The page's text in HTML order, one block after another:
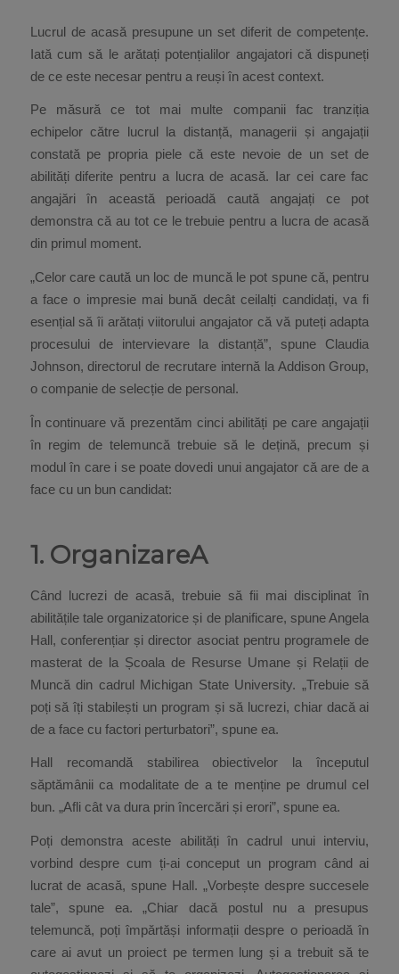
Lucrul de acasă presupune un set diferit de competențe.
Iată cum să le arătați potențialilor angajatori că dispuneți
de ce este necesar pentru a reuși în acest context.
Pe măsură ce tot mai multe companii fac tranziția
echipelor către lucrul la distanță, managerii și angajații
constată pe propria piele că este nevoie de un set de
abilități diferite pentru a lucra de acasă. Iar cei care fac
angajări în această perioadă caută angajați ce pot
demonstra că au tot ce le trebuie pentru a lucra de acasă
din primul moment.
„Celor care caută un loc de muncă le pot spune că, pentru
a face o impresie mai bună decât ceilalți candidați, va fi
esențial să îi arătați viitorului angajator că vă puteți adapta
procesului de intervievare la distanță”, spune Claudia
Johnson, directorul de recrutare internă la Addison Group,
o companie de selecție de personal.
În continuare vă prezentăm cinci abilități pe care angajații
în regim de telemuncă trebuie să le dețină, precum și
modul în care i se poate dovedi unui angajator că are de a
face cu un bun candidat:
1. OrganizareA
Când lucrezi de acasă, trebuie să fii mai disciplinat în
abilitățile tale organizatorice și de planificare, spune Angela
Hall, conferențiar și director asociat pentru programele de
masterat de la Școala de Resurse Umane și Relații de
Muncă din cadrul Michigan State University. „Trebuie să
poți să îți stabilești un program și să lucrezi, chiar dacă ai
de a face cu factori perturbatori”, spune ea.
Hall recomandă stabilirea obiectivelor la începutul
săptămânii ca modalitate de a te menține pe drumul cel
bun. „Afli cât va dura prin încercări și erori”, spune ea.
Poți demonstra aceste abilități în cadrul unui interviu,
vorbind despre cum ți-ai conceput un program când ai
lucrat de acasă, spune Hall. „Vorbește despre succesele
tale”, spune ea. „Chiar dacă postul nu a presupus
telemuncă, poți împărtăși informații despre o perioadă în
care ai avut un proiect pe termen lung și a trebuit să te